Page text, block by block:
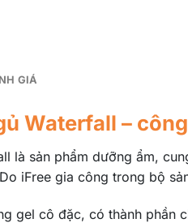
GIÁ
Waterfall –
là sản phẩm dưỡng ẩm,
iFree gia công trong bộ
gel cô đặc, có thành phần